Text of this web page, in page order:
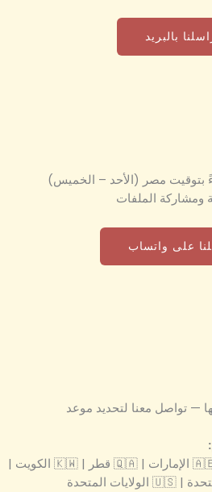
بالبريد
ومشاركة الملفات
على واتساب
— تواصل معنا لتحديد موعد
🇪🇬 مصر | 🇸🇦 السعودية | 🇦🇪 الإمارات | 🇶🇦 قطر | 🇰🇼 الكويت |